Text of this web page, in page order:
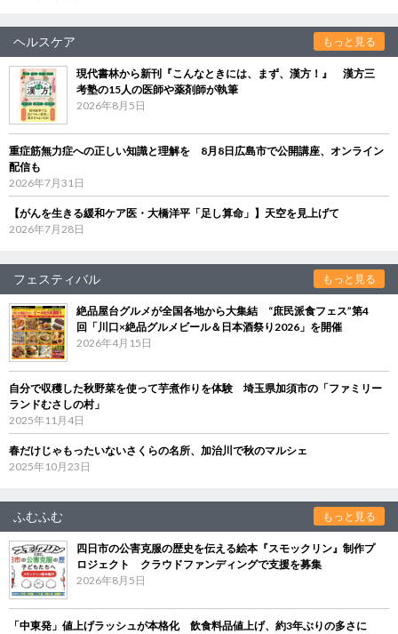
ヘルスケア もっと見る
現代書林から新刊『こんなときには、まず、漢方！』 漢方三
考塾の15人の医師や薬剤師が執筆
2026年8月5日
重症筋無力症への正しい知識と理解を 8月8日広島市で公開講座、オンライン
配信も
2026年7月31日
【がんを生きる緩和ケア医・大橋洋平「足し算命」】天空を見上げて
2026年7月28日
フェスティバル もっと見る
絶品屋台グルメが全国各地から大集結 “庶民派食フェス”第4
回「川口×絶品グルメビール＆日本酒祭り2026」を開催
2026年4月15日
自分で収穫した秋野菜を使って芋煮作りを体験 埼玉県加須市の「ファミリー
ランドむさしの村」
2025年11月4日
春だけじゃもったいないさくらの名所、加治川で秋のマルシェ
2025年10月23日
ふむふむ もっと見る
四日市の公害克服の歴史を伝える絵本『スモックリン』制作プ
ロジェクト クラウドファンディングで支援を募集
2026年8月5日
「中東発」値上げラッシュが本格化 飲食料品値上げ、約3年ぶりの多さに